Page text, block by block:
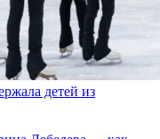
детей из